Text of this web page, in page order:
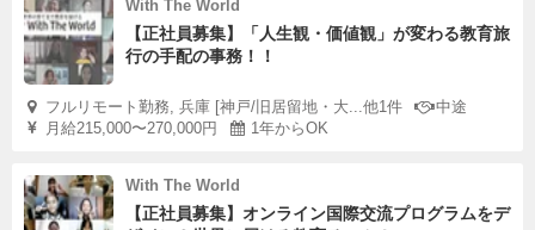
With The World
【正社員募集】「人生観・価値観」が変わる教育旅
行の手配の事務！！
フルリモート勤務, 兵庫 [神戸/旧居留地・大...他1件
中途
月給215,000〜270,000円
1年からOK
With The World
【正社員募集】オンライン国際交流プログラムをデ